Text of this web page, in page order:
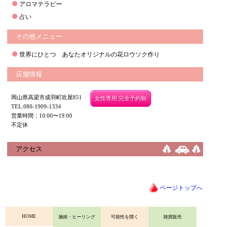
アロマテラピー
占い
その他メニュー
世界にひとつ あなたオリジナルの花ロウソク作り
店舗情報
岡山県高梁市成羽町吹屋851
TEL:080-1909-1334
営業時間：10:00〜19:00
不定休
女性専用 完全予約制
アクセス
ページトップへ
HOME 施術・ヒーリング 可能性を開く 雑貨販売